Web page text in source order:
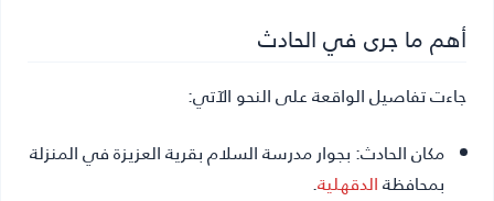
أهم ما جرى في الحادث
جاءت تفاصيل الواقعة على النحو الآتي:
مكان الحادث:بجوار مدرسة السلام بقرية العزيزة في المنزلة
بمحافظةالدقهلية.